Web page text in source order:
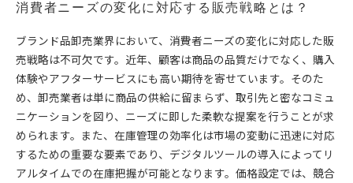
消費者ニーズの変化に対応する販売戦略とは？
ブランド品卸売業界において、消費者ニーズの変化に対応した販
売戦略は不可欠です。近年、顧客は商品の品質だけでなく、購入
体験やアフターサービスにも高い期待を寄せています。そのた
め、卸売業者は単に商品の供給に留まらず、取引先と密なコミュ
ニケーションを図り、ニーズに即した柔軟な提案を行うことが求
められます。また、在庫管理の効率化は市場の変動に迅速に対応
するための重要な要素であり、デジタルツールの導入によってリ
アルタイムでの在庫把握が可能となります。価格設定では、競合